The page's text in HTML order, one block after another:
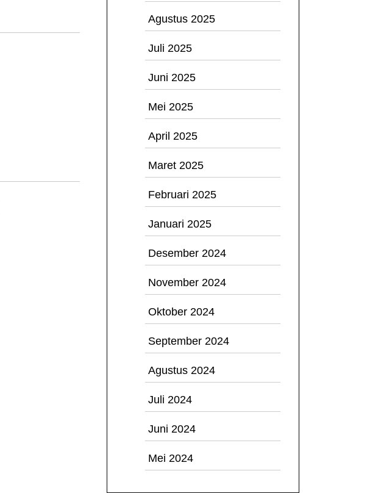
Agustus 2025
Juli 2025
Juni 2025
Mei 2025
April 2025
Maret 2025
Februari 2025
Januari 2025
Desember 2024
November 2024
Oktober 2024
September 2024
Agustus 2024
Juli 2024
Juni 2024
Mei 2024